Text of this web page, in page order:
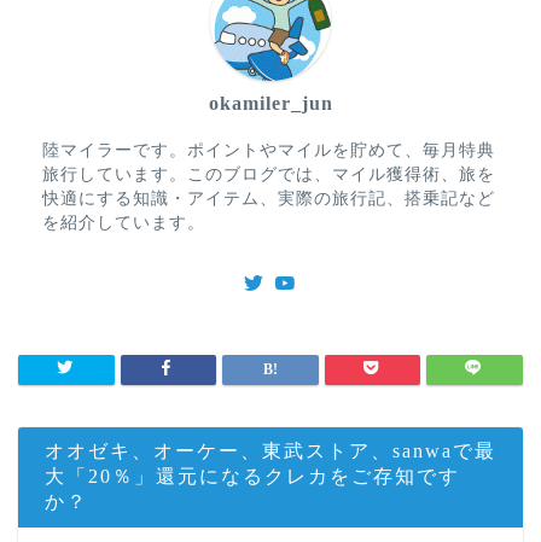
okamiler_jun
陸マイラーです。ポイントやマイルを貯めて、毎月特典
旅行しています。このブログでは、マイル獲得術、旅を
快適にする知識・アイテム、実際の旅行記、搭乗記など
を紹介しています。
オオゼキ、オーケー、東武ストア、sanwaで最
大「20％」還元になるクレカをご存知です
か？